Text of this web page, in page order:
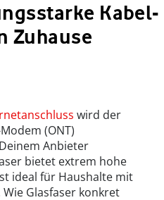
Kabel-
Zuhause
wird der
(ONT)
Anbieter
bietet extrem hohe
ideal für Haushalte mit
Glasfaser konkret